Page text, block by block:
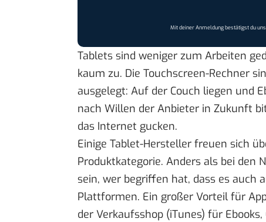
Mit deiner Anmeldung bestätigst du
Tablets sind weniger zum Arbeiten
kaum zu. Die Touchscreen-Rechner
ausgelegt: Auf der Couch liegen und
nach Willen der Anbieter in Zukunft
das Internet gucken.
Einige Tablet-Hersteller freuen sich
Produktkategorie. Anders als bei den
sein, wer begriffen hat, dass es auch
Plattformen. Ein großer Vorteil für
der Verkaufsshop (iTunes) für